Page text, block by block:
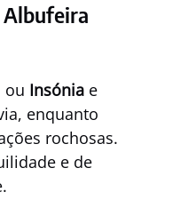
Insónia e
enquanto
rochosas.
e de